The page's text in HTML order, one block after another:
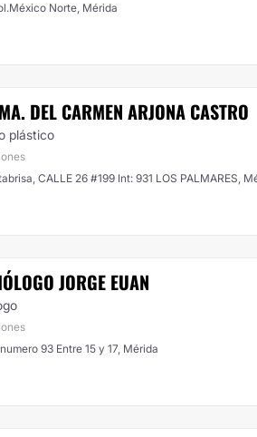
Norte, Mérida
DEL CARMEN ARJONA CASTRO
plástico
CALLE 26 #199 Int: 931 LOS PALMARES,
JORGE EUAN
93 Entre 15 y 17, Mérida